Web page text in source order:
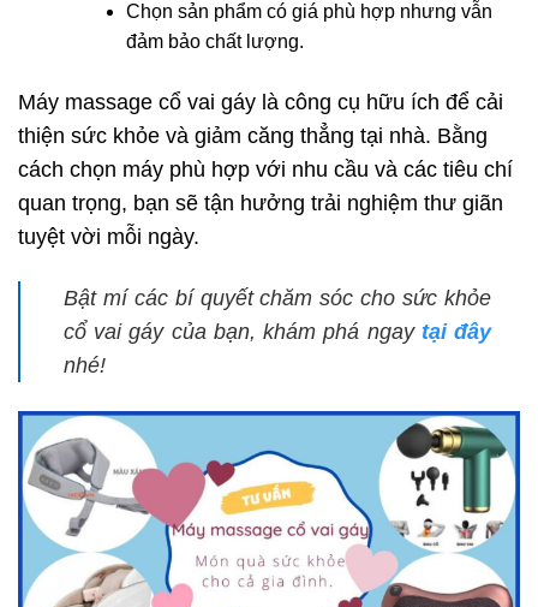
Chọn sản phẩm có giá phù hợp nhưng vẫn
đảm bảo chất lượng.
Máy massage cổ vai gáy là công cụ hữu ích để cải
thiện sức khỏe và giảm căng thẳng tại nhà. Bằng
cách chọn máy phù hợp với nhu cầu và các tiêu chí
quan trọng, bạn sẽ tận hưởng trải nghiệm thư giãn
tuyệt vời mỗi ngày.
Bật mí các bí quyết chăm sóc cho sức khỏe
cổ vai gáy của bạn, khám phá ngay tại đây
nhé!